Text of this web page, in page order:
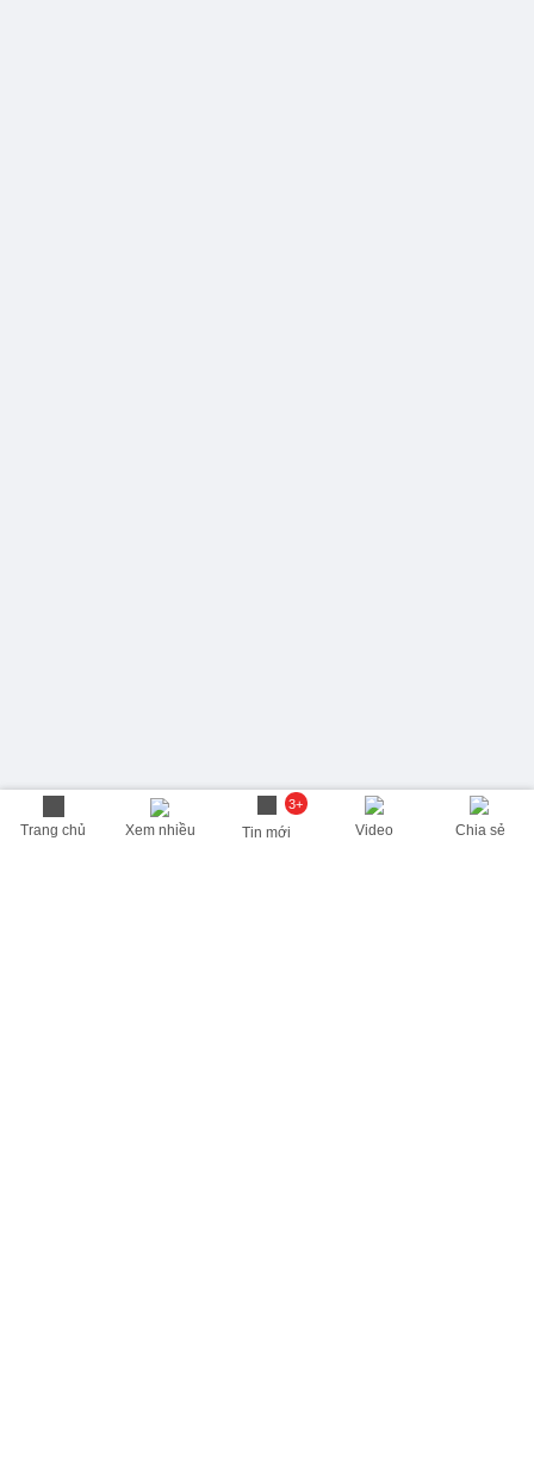
Trang chủ Xem nhiều
3+
Tin mới Video Chia sẻ